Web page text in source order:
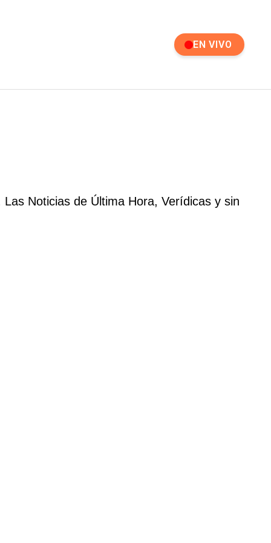
EN VIVO
Noticias de Última Hora, Verídicas y sin